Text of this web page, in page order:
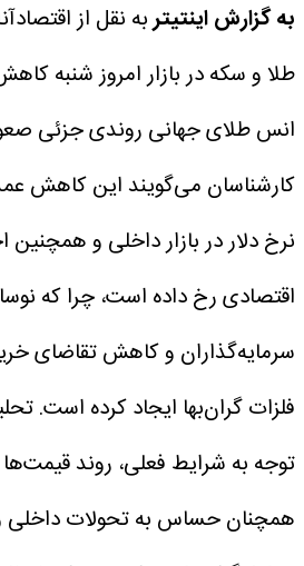
به گزارش اینتیتربه نقل از
طلا و سکه در بازار امروز شنبه
انس طلای جهانی روندی جزئی
کارشناسان می‌گویند این کاهش
نرخ دلار در بازار داخلی و همچنین
اقتصادی رخ داده است، چرا که
سرمایه‌گذاران و کاهش تقاضای
فلزات گران‌بها ایجاد کرده است.
توجه به شرایط فعلی، روند
همچنان حساس به تحولات داخلی